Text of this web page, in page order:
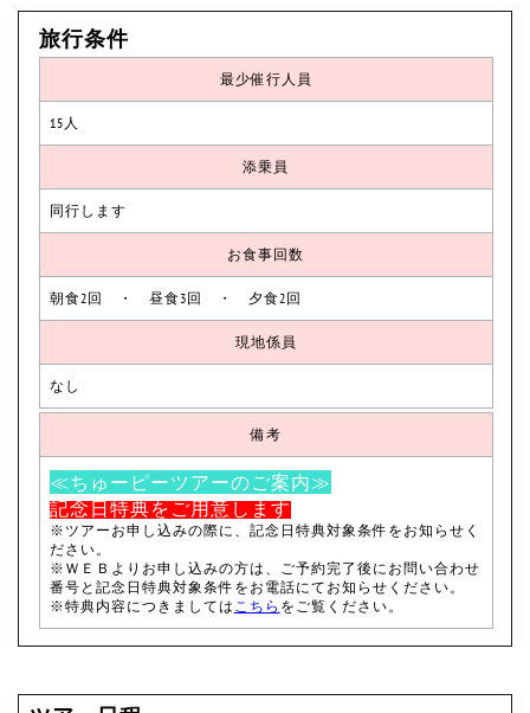
旅行条件
最少催行人員
15人
添乗員
同行します
お食事回数
朝食2回 ・ 昼食3回 ・ 夕食2回
現地係員
なし
備考
≪ちゅーピーツアーのご案内≫
記念日特典をご用意します
※ツアーお申し込みの際に、 記念日特典対象条件 をお知らせく
ださい。
※ＷＥＢよりお申し込みの方は、ご予約完了後にお問い合わせ
番号と 記念日特典対象条件 をお電話にてお知らせください。
※特典内容につきましては こちら をご覧ください。